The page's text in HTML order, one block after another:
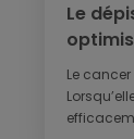
Le
Le